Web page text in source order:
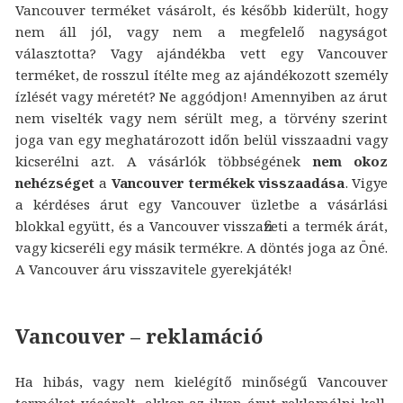
Vancouver terméket vásárolt, és később kiderült, hogy
nem áll jól, vagy nem a megfelelő nagyságot
választotta? Vagy ajándékba vett egy Vancouver
terméket, de rosszul ítélte meg az ajándékozott személy
ízlését vagy méretét? Ne aggódjon! Amennyiben az árut
nem viselték vagy nem sérült meg, a törvény szerint
joga van egy meghatározott időn belül visszaadni vagy
kicserélni azt. A vásárlók többségéneknem okoz
nehézségeta Vancouver termékek visszaadása. Vigye
a kérdéses árut egy Vancouver üzletbe a vásárlási
blokkal együtt, és a Vancouver visszafizeti a termék árát,
vagy kicseréli egy másik termékre. A döntés joga az Öné.
A Vancouver áru visszavitele gyerekjáték!
Vancouver – reklamáció
Ha hibás, vagy nem kielégítő minőségű Vancouver